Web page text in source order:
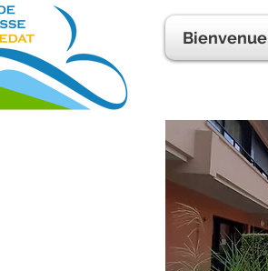
Bienvenue